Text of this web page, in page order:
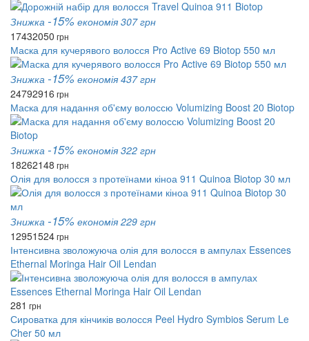
Знижка -15% економія 307 грн
17432050 грн
Маска для кучерявого волосся Pro Active 69 Biotop 550 мл
Знижка -15% економія 437 грн
24792916 грн
Маска для надання об'єму волоссю Volumizing Boost 20 Biotop
Знижка -15% економія 322 грн
18262148 грн
Олія для волосся з протеїнами кіноа 911 Quinoa Biotop 30 мл
Знижка -15% економія 229 грн
12951524грн
Інтенсивна зволожуюча олія для волосся в ампулах Essences
Ethernal Moringa Hair Oil Lendan
281 грн
Сироватка для кінчиків волосся Peel Hydro Symbios Serum Le
Cher 50 мл